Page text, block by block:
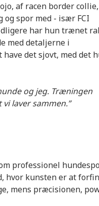
af racen border collie,
spor med - især FCI
har hun trænet
med detaljerne i
det sjovt, med det
og jeg. Træningen
laver sammen.”
professionel
hvor kunsten erat
mens præcisionen,